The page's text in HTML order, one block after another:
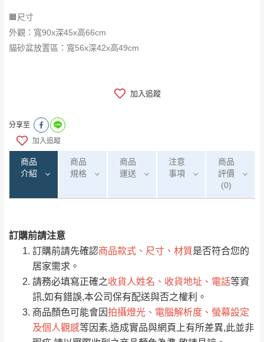
🟧尺寸
外觀：寬90x深45x高66cm
貓砂盆放置區：寬56x深42x高49cm
加入追蹤
分享至
加入追蹤
商品
介紹
商品
規格
商品
運送
注意
事項
商品
評價
(0)
訂購前請注意
訂購前請先確認商品款式、尺寸、材質是否符合您的
居家需求。
請務必填寫正確之收貨人姓名、收貨地址、電話等資
訊,如有錯誤,本公司保有配送與否之權利。
商品顏色可能會因拍攝燈光、電腦解析度、螢幕設定
及個人觀感等因素,造成實品與網頁上有所差異,此並非
運 費 說 明
運送地區 運送費用
偏遠地區
（請先線上詢問 LINE
→@dershin ）
注意事項：
由於品項繁多，網頁無法及時更新，如有需
要購買商品，請於出發前來電或到「官方
Line客服」來信確認商品是否有「現貨」與
「金額」。
若商品價格或庫存有異常，商家有權取消訂
0/5 (0)筆
全部 依評論高至低排列
依評論低至高排列 只顯示附上圖片
只顯示附上評論